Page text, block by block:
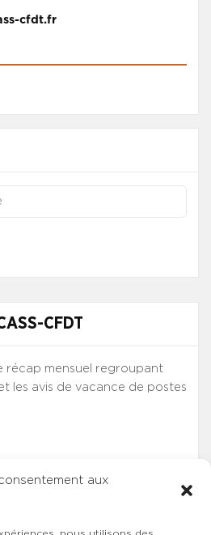
aux
cfdt.fr
CFDT
récap mensuel regroupant
les avis de vacance de postes
CFDT
inscrits.